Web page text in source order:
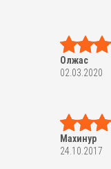
Олжас
02.03.2020
Махинур
24.10.2017